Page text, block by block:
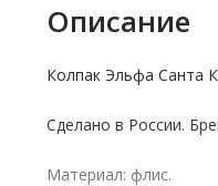
Описание
Колпак Эльфа Санта
Сделано в России.
Материал: флис.